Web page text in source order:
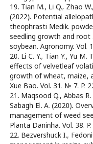
19. Tian M., Li Q., Zhao
(2022). Potential
theophrasti Medik.
seedling growth and
soybean. Agronomy. Vol.
20. Li C. Y., Tian Y., Yu M.
effects of velvetleaf
growth of wheat, maize,
Xue Bao. Vol. 31. № 7. P.
21. Maqsood Q., Abbas
Sabagh El. A. (2020).
management of weed
Planta Daninha. Vol. 38.
22. Bezvershuck I.,